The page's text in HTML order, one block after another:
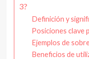
3?
Definición y
Posiciones clave
Ejemplos de
Beneficios de